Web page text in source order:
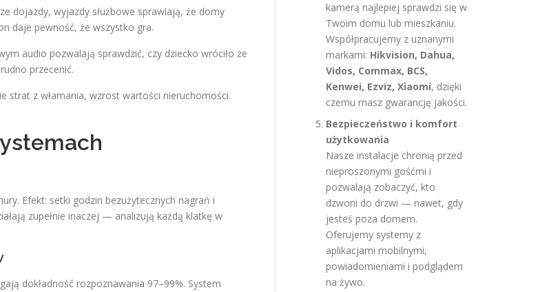
dojazdy, wyjazdy służbowe sprawiają, że domy
daje pewność, że wszystko gra.
audio pozwalają sprawdzić, czy dziecko wróciło ze
przecenić.
strat z włamania, wzrost wartości nieruchomości.
Efekt: setki godzin bezużytecznych nagrań i
zupełnie inaczej — analizują każdą klatkę w
dokładność rozpoznawania 97–99%. System
kamerą najlepiej sprawdzi się w
Twoim domu lub mieszkaniu.
Współpracujemy z uznanymi
markami: Hikvision, Dahua,
Vidos, Commax, BCS,
Kenwei, Ezviz, Xiaomi, dzięki
czemu masz gwarancję jakości.
Bezpieczeństwo i komfort
użytkowania
Nasze instalacje chronią przed
nieproszonymi gośćmi i
pozwalają zobaczyć, kto
dzwoni do drzwi — nawet, gdy
jesteś poza domem.
Oferujemy systemy z
aplikacjami mobilnymi,
powiadomieniami i podglądem
na żywo.